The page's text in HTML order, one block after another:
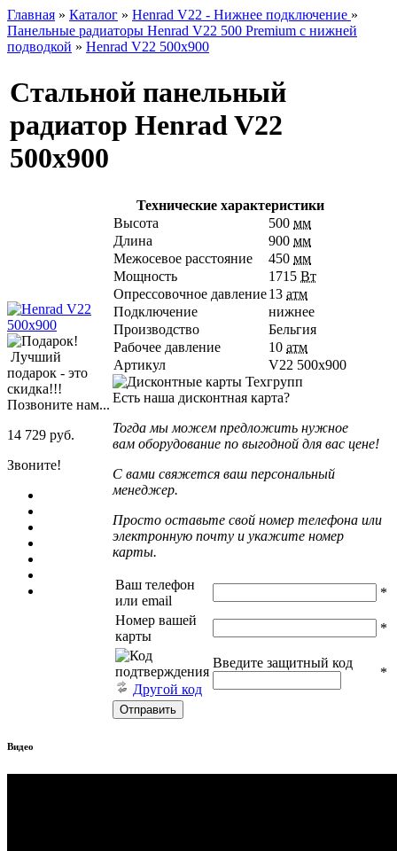
Главная » Каталог » Henrad V22 - Нижнее подключение »
Панельные радиаторы Henrad V22 500 Premium с нижней
подводкой » Henrad V22 500х900
Стальной панельный
радиатор Henrad V22
500х900
Лучший
подарок - это
скидка!!!
Позвоните нам...
14 729 руб.
Звоните!
Технические характеристики
Высота
500 мм
Длина
900 мм
Межосевое расстояние
450 мм
Мощность
1715 Вт
Опрессовочное давление13 атм
Подключение
нижнее
Производство
Бельгия
Рабочее давление
10 атм
Артикул
V22 500х900
Есть наша дисконтная карта?
Тогда мы можем предложить нужное
вам оборудование по выгодной для вас цене!
С вами свяжется ваш персональный
менеджер.
Просто оставьте свой номер телефона или
электронную почту и укажите номер
карты.
Ваш телефон
или email
*
Номер вашей
карты
*
Другой код
Введите защитный код
*
Видео